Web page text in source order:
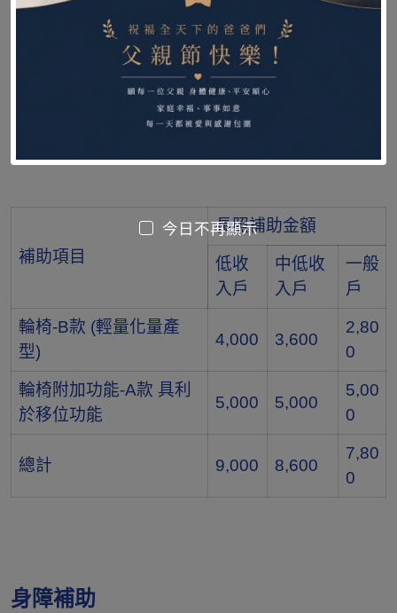
品名(中)：”NOVA”輪椅 (未滅菌)
補助資訊
長照補助
補助項目
長照補助金額
低收
入戶
中低收
入戶
一般
戶
輪椅-B款 (輕量化量產
型)
4,000 3,600
2,80
0
輪椅附加功能-A款 具利
於移位功能
5,000 5,000
5,00
0
總計 9,000 8,600
7,80
0
身障補助
今日不再顯示